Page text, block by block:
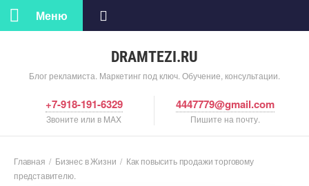
DRAMTEZI.RU
Блог рекламиста. Маркетинг под ключ. Обучение, консультации.
Меню
+7-918-191-6329
Звоните или в MAX
4447779@gmail.com
Пишите на почту.
Главная / Бизнес в Жизни / Как повысить продажи торговому
представителю.